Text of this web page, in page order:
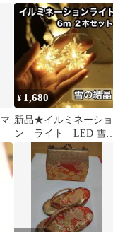
¥ 1,680
新品★イルミネーショ
ン ライト LED 雪の
結晶 6m 40電球 ２
本 セット